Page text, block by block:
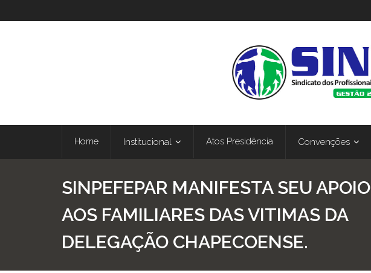
Home Institucional Atos Presidência Convenções
SINPEFEPAR MANIFESTA SEU APOIO
AOS FAMILIARES DAS VITIMAS DA
DELEGAÇÃO CHAPECOENSE.